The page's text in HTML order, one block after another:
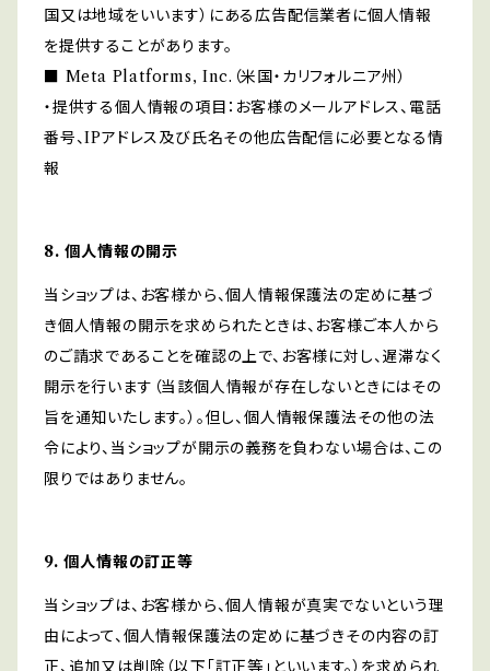
国又は地域をいいます）にある広告配信業者に個人情報
を提供することがあります。
■ Meta Platforms, Inc.（米国・カリフォルニア州）
・提供する個人情報の項目：お客様のメールアドレス、電話
番号、IPアドレス及び氏名その他広告配信に必要となる情
報
8. 個人情報の開示
当ショップは、お客様から、個人情報保護法の定めに基づ
き個人情報の開示を求められたときは、お客様ご本人から
のご請求であることを確認の上で、お客様に対し、遅滞なく
開示を行います（当該個人情報が存在しないときにはその
旨を通知いたします。）。但し、個人情報保護法その他の法
令により、当ショップが開示の義務を負わない場合は、この
限りではありません。
9. 個人情報の訂正等
当ショップは、お客様から、個人情報が真実でないという理
由によって、個人情報保護法の定めに基づきその内容の訂
正、追加又は削除（以下「訂正等」といいます。）を求められ